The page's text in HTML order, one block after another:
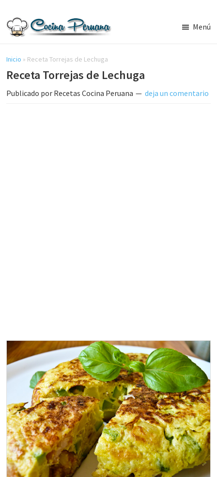
contenido
lateral
principal
Cocina
Peruana,
Recetas
de
Comida
Menú
Inicio » Receta Torrejas de Lechuga
Receta Torrejas de Lechuga
Publicado por Recetas Cocina Peruana deja un comentario